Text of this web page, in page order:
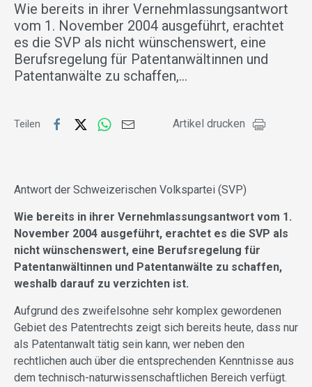
Wie bereits in ihrer Vernehmlassungsantwort
vom 1. November 2004 ausgeführt, erachtet
es die SVP als nicht wünschenswert, eine
Berufsregelung für Patentanwältinnen und
Patentanwälte zu schaffen,…
Teilen Artikel drucken
Antwort der Schweizerischen Volkspartei (SVP)
Wie bereits in ihrer Vernehmlassungsantwort vom 1.
November 2004 ausgeführt, erachtet es die SVP als
nicht wünschenswert, eine Berufsregelung für
Patentanwältinnen und Patentanwälte zu schaffen,
weshalb darauf zu verzichten ist.
Aufgrund des zweifelsohne sehr komplex gewordenen
Gebiet des Patentrechts zeigt sich bereits heute, dass nur
als Patentanwalt tätig sein kann, wer neben den
rechtlichen auch über die entsprechenden Kenntnisse aus
dem technisch-naturwissenschaftlichen Bereich verfügt.